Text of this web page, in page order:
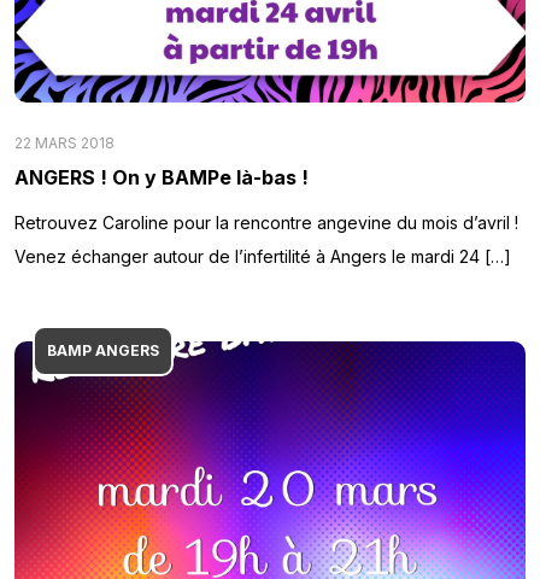
22 MARS 2018
ANGERS ! On y BAMPe là-bas !
Retrouvez Caroline pour la rencontre angevine du mois d’avril !
Venez échanger autour de l’infertilité à Angers le mardi 24 […]
BAMP ANGERS